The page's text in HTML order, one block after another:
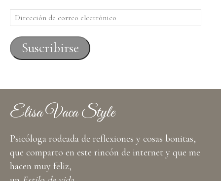
Dirección
de
correo
electrónico
Suscribirse
Elisa Vaca Style
Psicóloga rodeada de reflexiones y cosas bonitas,
que comparto en este rincón de internet y que me
hacen muy feliz,